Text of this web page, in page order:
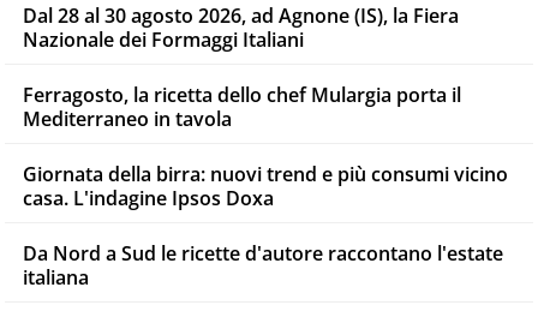
Dal 28 al 30 agosto 2026, ad Agnone (IS), la Fiera
Nazionale dei Formaggi Italiani
Ferragosto, la ricetta dello chef Mulargia porta il
Mediterraneo in tavola
Giornata della birra: nuovi trend e più consumi vicino
casa. L'indagine Ipsos Doxa
Da Nord a Sud le ricette d'autore raccontano l'estate
italiana